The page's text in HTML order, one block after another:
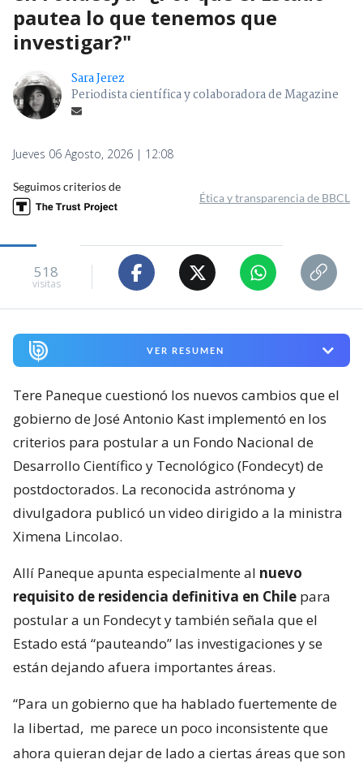
pautea lo que tenemos que
investigar?"
Sara Jerez
Periodista científica y colaboradora de Magazine
Jueves 06 Agosto, 2026 | 12:08
Seguimos criterios de
Ética y transparencia de BBCL
518
visitas
VER RESUMEN
Tere Paneque cuestionó los nuevos cambios que el
gobierno de José Antonio Kast implementó en los
criterios para postular a un Fondo Nacional de
Desarrollo Científico y Tecnológico (Fondecyt) de
postdoctorados. La reconocida astrónoma y
divulgadora publicó un video dirigido a la ministra
Ximena Lincolao.
Allí Paneque apunta especialmente al nuevo
requisito de residencia definitiva en Chile para
postular a un Fondecyt y también señala que el
Estado está “pauteando” las investigaciones y se
están dejando afuera importantes áreas.
“Para un gobierno que ha hablado fuertemente de
la libertad, me parece un poco inconsistente que
ahora quieran dejar de lado a ciertas áreas que son